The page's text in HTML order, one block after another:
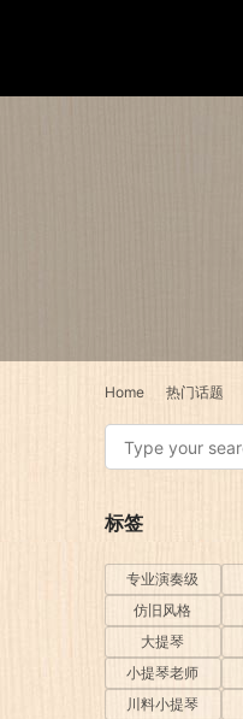
Home 热门话题
标签
专业演奏级
仿旧风格
大提琴
小提琴老师
川料小提琴